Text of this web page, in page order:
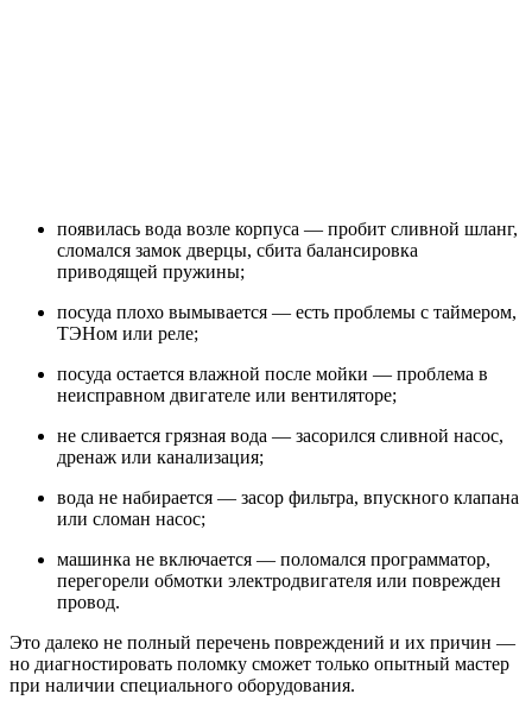
появилась вода возле корпуса — пробит сливной шланг,
сломался замок дверцы, сбита балансировка
приводящей пружины;
посуда плохо вымывается — есть проблемы с таймером,
ТЭНом или реле;
посуда остается влажной после мойки — проблема в
неисправном двигателе или вентиляторе;
не сливается грязная вода — засорился сливной насос,
дренаж или канализация;
вода не набирается — засор фильтра, впускного клапана
или сломан насос;
машинка не включается — поломался программатор,
перегорели обмотки электродвигателя или поврежден
провод.
Это далеко не полный перечень повреждений и их причин —
но диагностировать поломку сможет только опытный мастер
при наличии специального оборудования.